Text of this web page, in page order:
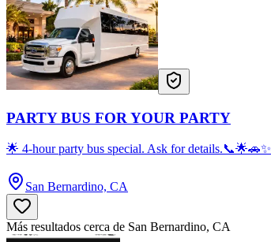
PARTY BUS FOR YOUR PARTY
🌟 4-hour party bus special. Ask for details.📞🌟🚗✨
San Bernardino, CA
Más resultados cerca de San Bernardino, CA